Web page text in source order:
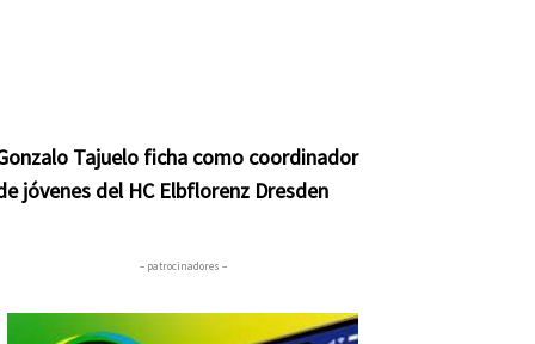
Tajuelo ficha como coordinador
jóvenes del HC Elbflorenz Dresden
– patrocinadores –